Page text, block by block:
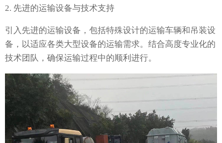
2. 先进的运输设备与技术支持
引入先进的运输设备，包括特殊设计的运输车辆和吊装设
备，以适应各类大型设备的运输需求。结合高度专业化的
技术团队，确保运输过程中的顺利进行。